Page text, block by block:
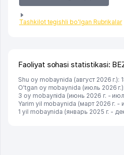
Tashkilot tegishli bo'lgan Rubrikalar
Faoliyat sohasi statistikasi:
Shu oy mobaynida (август 2026 г.):
O'tgan oy mobaynida (июль 2026
3 oy mobaynida (июнь 2026 г. -
Yarim yil mobaynida (март 2026 г. -
1 yil mobaynida (январь 2025 г. -